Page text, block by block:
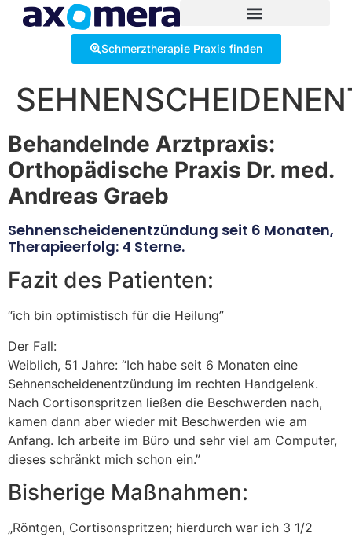
springen
Schmerztherapie Praxis finden
Behandelnde Arztpraxis:
Orthopädische Praxis Dr. med.
Andreas Graeb
Sehnenscheidenentzündung seit 6 Monaten,
Therapieerfolg: 4 Sterne.
Fazit des Patienten:
“ich bin optimistisch für die Heilung”
Der Fall:
Weiblich, 51 Jahre: “Ich habe seit 6 Monaten eine
Sehnenscheidenentzündung im rechten Handgelenk.
Nach Cortisonspritzen ließen die Beschwerden nach,
kamen dann aber wieder mit Beschwerden wie am
Anfang. Ich arbeite im Büro und sehr viel am Computer,
dieses schränkt mich schon ein.”
Bisherige Maßnahmen:
„Röntgen, Cortisonspritzen; hierdurch war ich 3 1/2